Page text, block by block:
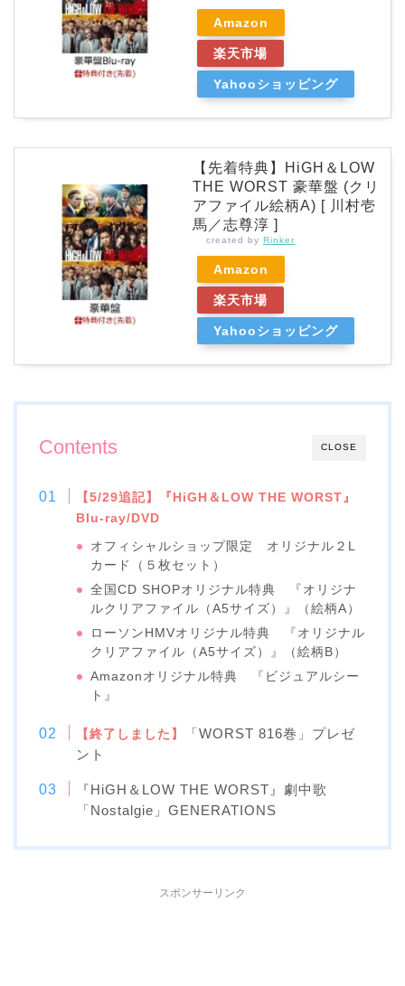
Amazon
楽天市場
Yahooショッピング
【先着特典】HiGH＆LOW
THE WORST 豪華盤 (クリ
アファイル絵柄A) [ 川村壱
馬／志尊淳 ]
created by Rinker
Amazon
楽天市場
Yahooショッピング
CLOSE
Contents
【5/29追記】『HiGH＆LOW THE WORST』
Blu-ray/DVD
オフィシャルショップ限定 オリジナル２L
カード（５枚セット）
全国CD SHOPオリジナル特典 『オリジナ
ルクリアファイル（A5サイズ）』（絵柄A）
ローソンHMVオリジナル特典 『オリジナル
クリアファイル（A5サイズ）』（絵柄B）
Amazonオリジナル特典 『ビジュアルシー
ト』
【終了しました】
「WORST 816巻」プレゼ
ント
『HiGH＆LOW THE WORST』劇中歌
「Nostalgie」GENERATIONS
スポンサーリンク